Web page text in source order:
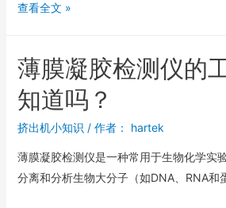
查看全文 »
薄膜凝胶检测仪的
知道吗？
挤出机小知识 / 作者： hartek
薄膜凝胶检测仪是一种常用于生物化学实
分离和分析生物大分子（如DNA、RNA和